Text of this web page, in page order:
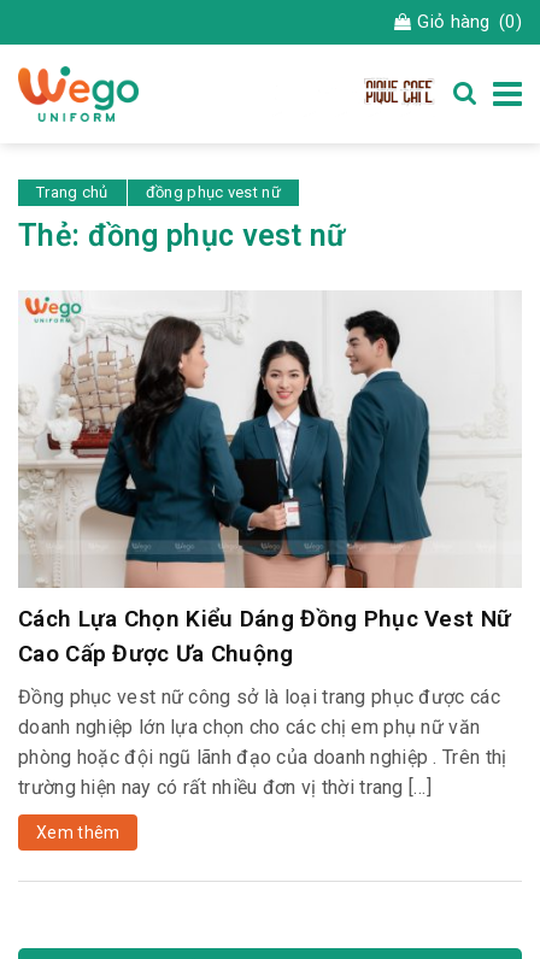
Giỏ hàng (0)
Trang chủ đồng phục vest nữ
Thẻ: đồng phục vest nữ
Cách Lựa Chọn Kiểu Dáng Đồng Phục Vest Nữ
Cao Cấp Được Ưa Chuộng
Đồng phục vest nữ công sở là loại trang phục được các
doanh nghiệp lớn lựa chọn cho các chị em phụ nữ văn
phòng hoặc đội ngũ lãnh đạo của doanh nghiệp . Trên thị
trường hiện nay có rất nhiều đơn vị thời trang […]
Xem thêm